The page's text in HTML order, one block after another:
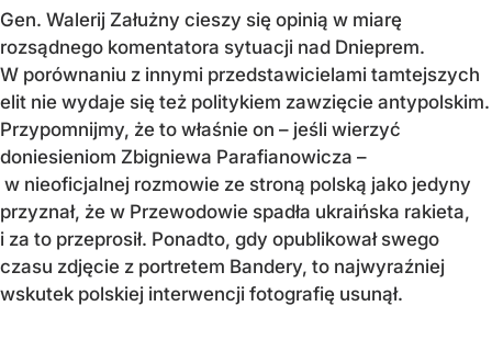
Gen. Walerij Załużny cieszy się opinią w miarę
rozsądnego komentatora sytuacji nad Dnieprem.
W porównaniu z innymi przedstawicielami tamtejszych
elit nie wydaje się też politykiem zawzięcie antypolskim.
Przypomnijmy, że to właśnie on – jeśli wierzyć
doniesieniom Zbigniewa Parafianowicza –
w nieoficjalnej rozmowie ze stroną polską jako jedyny
przyznał, że w Przewodowie spadła ukraińska rakieta,
i za to przeprosił. Ponadto, gdy opublikował swego
czasu zdjęcie z portretem Bandery, to najwyraźniej
wskutek polskiej interwencji fotografię usunął.